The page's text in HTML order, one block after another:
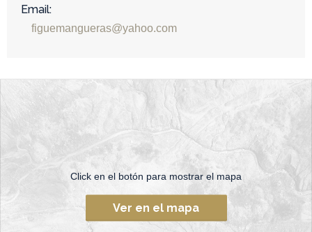
Email:
figuemangueras@yahoo.com
Click en el botón para mostrar el mapa
Ver en el mapa